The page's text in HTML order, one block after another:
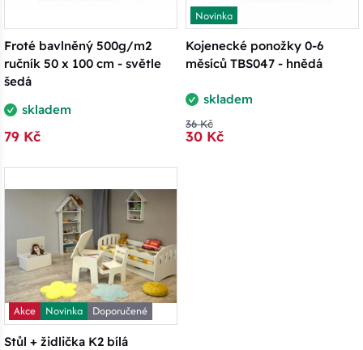
Froté bavlněný 500g/m2
ručník 50 x 100 cm - světle
šedá
skladem
79 Kč
Novinka
Kojenecké ponožky 0-6
měsíců TBS047 - hnědá
skladem
36 Kč
30 Kč
Akce Novinka
Doporučené
Stůl + židlička K2 bílá